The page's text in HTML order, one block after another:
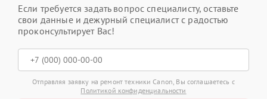
Если требуется задать вопрос специалисту, оставьте
свои данные и дежурный специалист с радостью
проконсультирует Вас!
Отправляя заявку на ремонт техники Canon, Вы соглашаетесь с
Политикой конфиденциальности